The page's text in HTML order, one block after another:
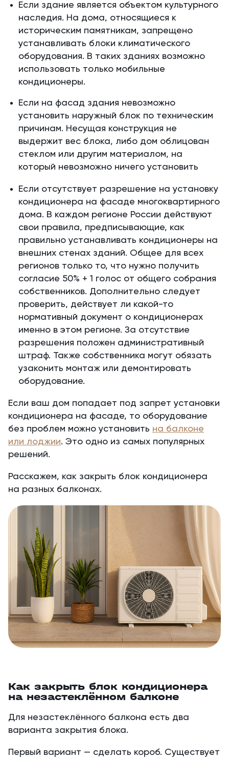
Если здание является объектом культурного
наследия. На дома, относящиеся к
историческим памятникам, запрещено
устанавливать блоки климатического
оборудования. В таких зданиях возможно
использовать только мобильные
кондиционеры.
Если на фасад здания невозможно
установить наружный блок по техническим
причинам. Несущая конструкция не
выдержит вес блока, либо дом облицован
стеклом или другим материалом, на
который невозможно ничего установить
Если отсутствует разрешение на установку
кондиционера на фасаде многоквартирного
дома. В каждом регионе России действуют
свои правила, предписывающие, как
правильно устанавливать кондиционеры на
внешних стенах зданий. Общее для всех
регионов только то, что нужно получить
согласие 50% + 1 голос от общего собрания
собственников. Дополнительно следует
проверить, действует ли какой-то
нормативный документ о кондиционерах
именно в этом регионе. За отсутствие
разрешения положен административный
штраф. Также собственника могут обязать
узаконить монтаж или демонтировать
оборудование.
Если ваш дом попадает под запрет установки
кондиционера на фасаде, то оборудование
без проблем можно установить на балконе
или лоджии. Это одно из самых популярных
решений.
Расскажем, как закрыть блок кондиционера
на разных балконах.
Как закрыть блок кондиционера
на незастеклённом балконе
Для незастеклённого балкона есть два
варианта закрытия блока.
Первый вариант — сделать короб. Существует